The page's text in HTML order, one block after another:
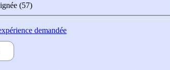
(57)
demandée